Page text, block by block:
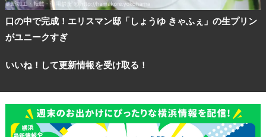
口の中で完成！エリスマン邸「しょうゆ きゃふぇ」の生プリン
がユニークすぎ
いいね！して更新情報を受け取る！